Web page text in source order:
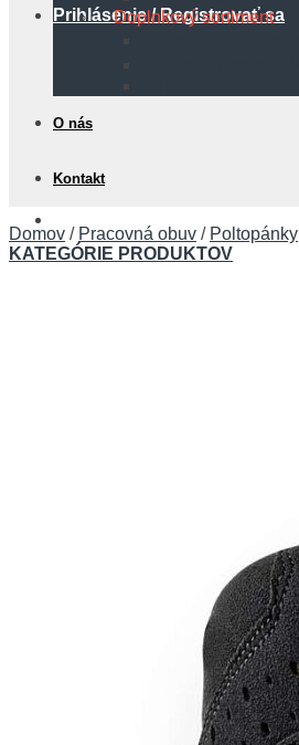
Prihlásenie / Registrovať sa
Doplnkový sortiment
O nás
Kontakt
Domov / Pracovná obuv / Poltopánky
KATEGÓRIE PRODUKTOV